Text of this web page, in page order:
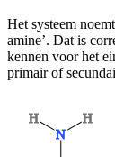
Het systeem
amine’. Dat is
kennen voor het
primair of
N
H H